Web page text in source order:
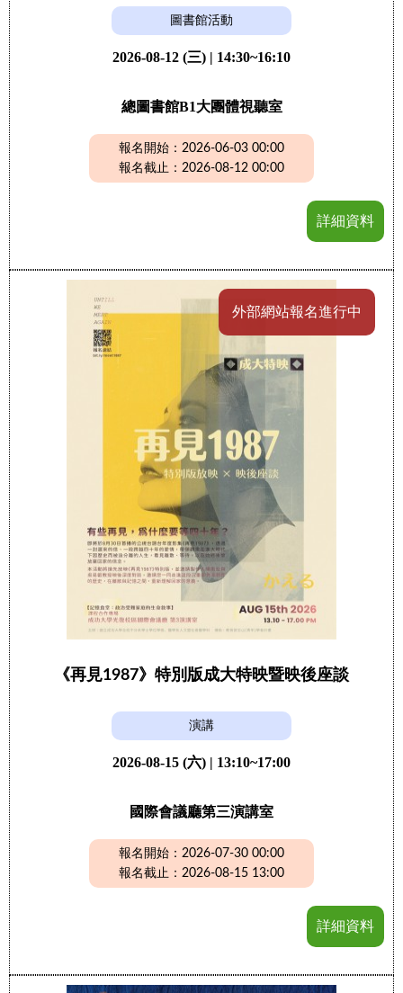
圖書館活動
2026-08-12 (三) | 14:30~16:10
總圖書館B1大團體視聽室
報名開始：2026-06-03 00:00
報名截止：2026-08-12 00:00
詳細資料
外部網站報名進行中
《再見1987》特別版成大特映暨映後座談
演講
2026-08-15 (六) | 13:10~17:00
國際會議廳第三演講室
報名開始：2026-07-30 00:00
報名截止：2026-08-15 13:00
詳細資料